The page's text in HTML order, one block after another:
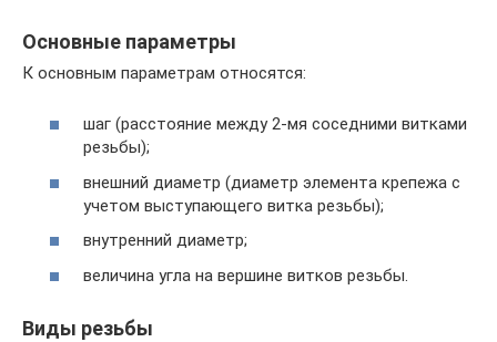
Основные параметры
К основным параметрам относятся:
шаг (расстояние между 2-мя соседними витками
резьбы);
внешний диаметр (диаметр элемента крепежа с
учетом выступающего витка резьбы);
внутренний диаметр;
величина угла на вершине витков резьбы.
Виды резьбы